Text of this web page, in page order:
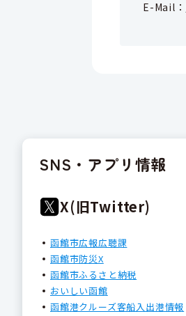
E-Mail：
SNS・アプリ情報
X(旧Twitter)
函館市広報広聴課
函館市防災X
函館市ふるさと納税
おいしい函館
函館港クルーズ客船入出港情報